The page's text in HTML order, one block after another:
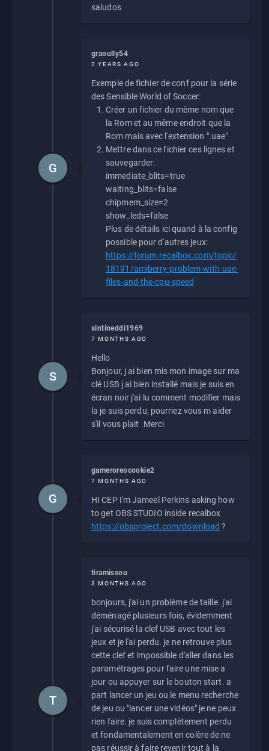
saludos
graoully54
2 YEARS AGO
Exemple de fichier de conf pour la série
des Sensible World of Soccer:
Créer un fichier du même nom que
la Rom et au même endroit que la
Rom mais avec l'extension ".uae"
Mettre dans ce fichier ces lignes et
sauvegarder:
immediate_blits=true
waiting_blits=false
chipmem_size=2
show_leds=false
Plus de détails ici quand à la config
possible pour d'autres jeux:
https://forum.recalbox.com/topic/
18191/amiberry-problem-with-uae-
files-and-the-cpu-speed
G
sintineddi1969
7 MONTHS AGO
Hello
Bonjour, j ai bien mis mon image sur ma
clé USB j ai bien installé mais je suis en
écran noir j'ai lu comment modifier mais
la je suis perdu, pourriez vous m aider
s'il vous plait .Merci
S
gameroreocookie2
7 MONTHS AGO
HI CEP I'm Jameel Perkins asking how
to get OBS STUDIO inside recalbox
https://obsproject.com/download ?
G
tiramissou
3 MONTHS AGO
bonjours, j'ai un problème de taille. j'ai
déménagé plusieurs fois, évidemment
j'ai sécurisé la clef USB avec tout les
jeux et je l'ai perdu. je ne retrouve plus
cette clef et impossible d'aller dans les
paramétrages pour faire une mise a
jour ou appuyer sur le bouton start. a
part lancer un jeu ou le menu recherche
de jeu ou "lancer une vidéos" je ne peux
rien faire. je suis complètement perdu
et fondamentalement en colère de ne
pas réussir à faire revenir tout à la
T